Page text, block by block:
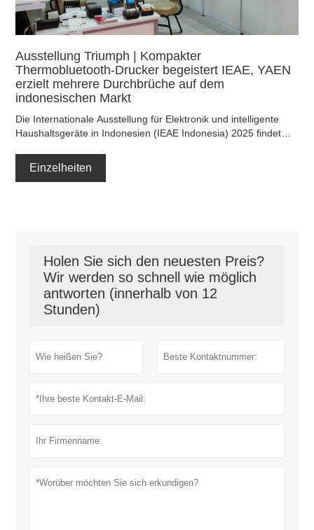
Ausstellung Triumph | Kompakter
Thermobluetooth-Drucker begeistert IEAE, YAEN
erzielt mehrere Durchbrüche auf dem
indonesischen Markt
Die Internationale Ausstellung für Elektronik und intelligente
Haushaltsgeräte in Indonesien (IEAE Indonesia) 2025 findet
statt und ist eine wichtige Veranstaltung für die Elektronik- und
Elektrogeräteindustrie in Südostasien.
Einzelheiten
Holen Sie sich den neuesten Preis?
Wir werden so schnell wie möglich
antworten (innerhalb von 12
Stunden)